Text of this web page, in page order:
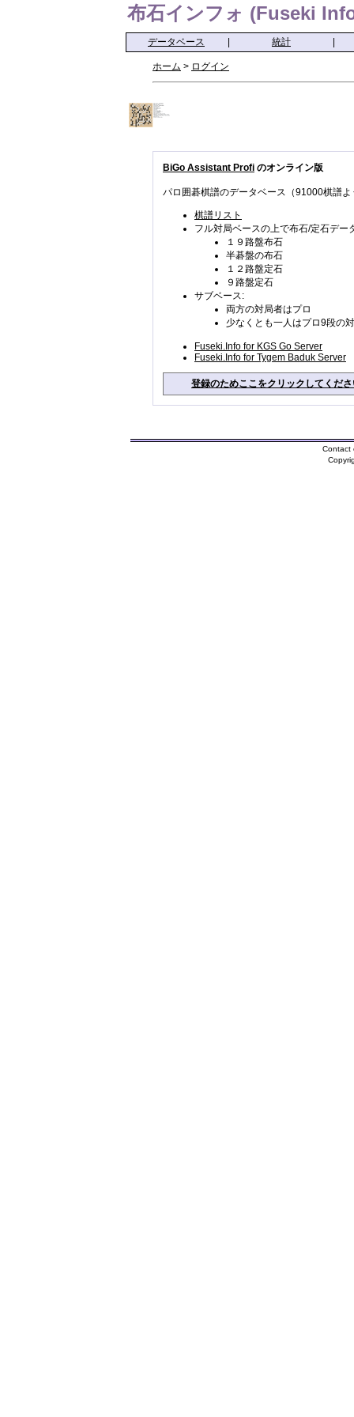
布石インフォ (Fuseki
データベース 統計
ホーム > ログイン
BiGo Assistant Profi のオンライン版
パロ囲碁棋譜のデータベース（91000棋譜よ
棋譜リスト
フル対局ベースの上で布石/定石デー
１９路盤布石
半碁盤の布石
１２路盤定石
９路盤定石
サブベース:
両方の対局者はプロ
少なくとも一人はプロ9段の
Fuseki.Info for KGS Go Server
Fuseki.Info for Tygem Baduk Server
登録のためここをクリックしてくだ
Contact